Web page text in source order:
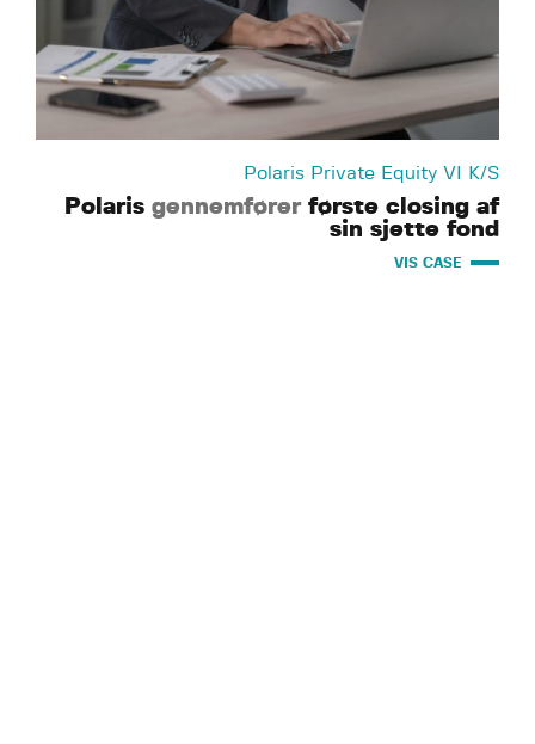
Polaris Private Equity VI K/S
Polaris gennemførerførste closing af
sin sjette fond
VIS CASE